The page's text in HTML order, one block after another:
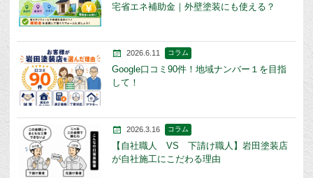
宅省エネ補助金｜外壁塗装にも使える？
2026.6.11 コラム
Google口コミ90件！地域ナンバー１を目指
して！
2026.3.16 コラム
【自社職人 VS 下請け職人】岩田塗装店
が自社施工にこだわる理由